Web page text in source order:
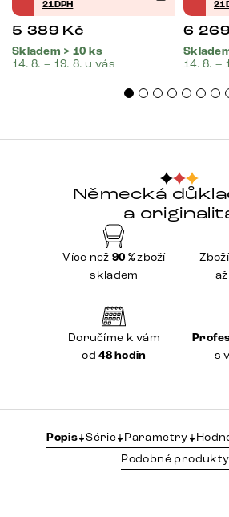
21DPH
5 389 Kč
Skladem > 10 ks
14. 8. – 19. 8. u vás
6 269
14. 8. –
Německá
a
Více než 90 %zboží
skladem
Doručíme k vám
od48 hodin
s
Popis Série Parametry
Podobné produkty